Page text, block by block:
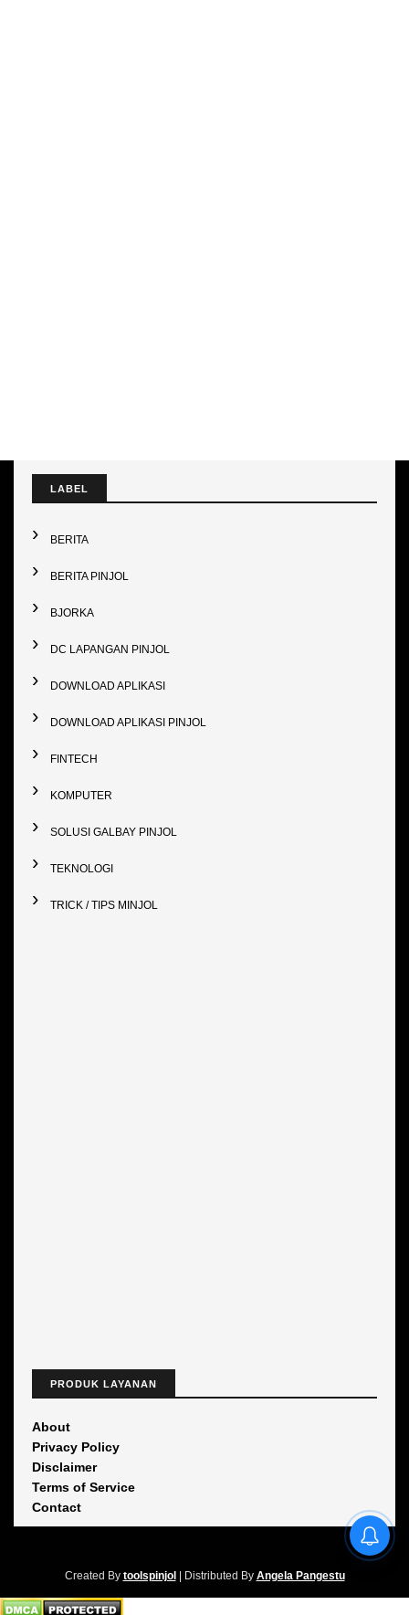
LABEL
BERITA
BERITA PINJOL
BJORKA
DC LAPANGAN PINJOL
DOWNLOAD APLIKASI
DOWNLOAD APLIKASI PINJOL
FINTECH
KOMPUTER
SOLUSI GALBAY PINJOL
TEKNOLOGI
TRICK / TIPS MINJOL
PRODUK LAYANAN
About
Privacy Policy
Disclaimer
Terms of Service
Contact
Created By toolspinjol| Distributed By Angela Pangestu